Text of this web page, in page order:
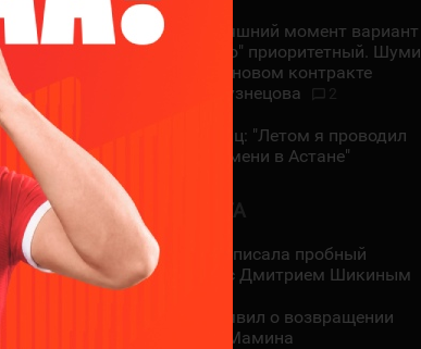
На сегодняшний момент вариант
с "Сибирью" приоритетный. Шуми
Бабаев - о новом контракте
Евгения Кузнецова
Даррен Диц: "Летом я проводил
много времени в Астане"
3 АВГУСТА
"Лада" подписала пробный
контракт с Дмитрием Шикиным
ЦСКА объявил о возвращении
Максима Мамина